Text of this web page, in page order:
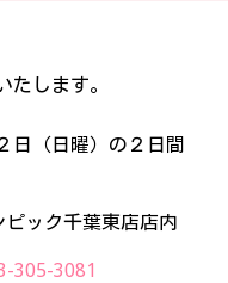
します。
（日曜）の２日間
ック千葉東店店内
305-3081